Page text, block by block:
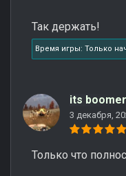
Так держать!
Время игры: Только
its boomer
3 декабря,
Только что